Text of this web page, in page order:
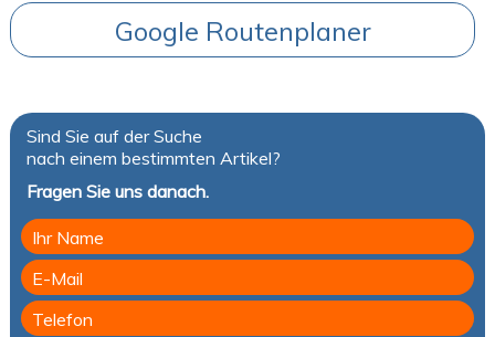
Sind Sie auf der Suche
nach einem bestimmten Artikel?
Fragen Sie uns danach.